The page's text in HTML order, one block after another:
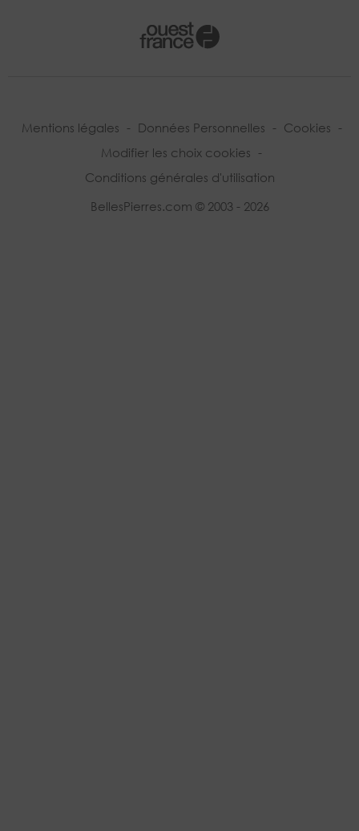
Mentions légales - Données Personnelles - Cookies -
Modifier les choix cookies -
Conditions générales d'utilisation
BellesPierres.com © 2003 - 2026